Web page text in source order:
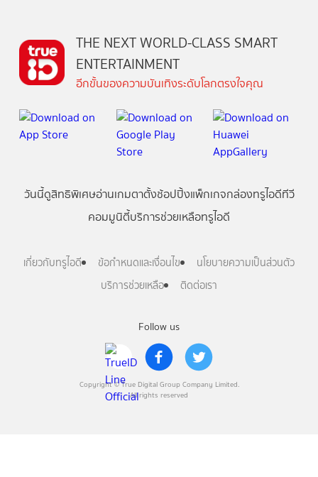
Follow us
Copyright © True Digital Group Company Limited.
All rights reserved
THE NEXT WORLD-CLASS SMART
ENTERTAINMENT
อีกขั้นของความบันเทิงระดับโลกตรงใจคุณ
วันนี้ดูสิทธิพิเศษอ่านเกมตาตั้งช้อปปิ้งแพ็กเกจกล่องทรูไอดีทีวี
คอมมูนิตี้บริการช่วยเหลือทรูไอดี
เกี่ยวกับทรูไอดี ข้อกำหนดและเงื่อนไข
นโยบายความเป็นส่วนตัว
บริการช่วยเหลือ
ติดต่อเรา